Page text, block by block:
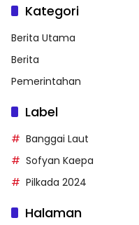
Kategori
Berita Utama
Berita
Pemerintahan
Label
Banggai Laut
Sofyan Kaepa
Pilkada 2024
Halaman